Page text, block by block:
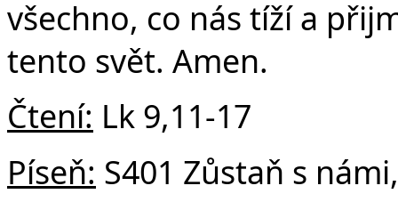
všechno, co nás tíží a
tento svět. Amen.
Čtení: Lk 9,11-17
Píseň: S401 Zůstaň s